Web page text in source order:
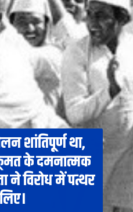
शांतिपूर्ण था,
के दमनात्मक
ने विरोध में पत्थर